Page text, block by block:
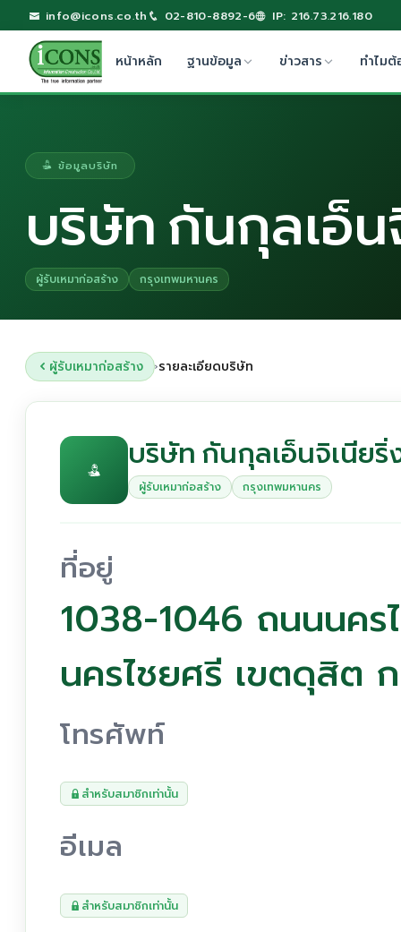
info@icons.co.th 02-810-8892-6 IP: 216.73.216.180
หน้าหลัก ฐานข้อมูล ข่าวสาร ทำไมต้
ข้อมูลบริษัท
บริษัท กันกุลเอ็น
ผู้รับเหมาก่อสร้าง กรุงเทพมหานคร
ผู้รับเหมาก่อสร้าง ›รายละเอียดบริษัท
บริษัท กันกุลเอ็นจิเนียริ่
ผู้รับเหมาก่อสร้าง กรุงเทพมหานคร
ที่อยู่
1038-1046 ถนนนค
นครไชยศรี เขตดุสิต
โทรศัพท์
สำหรับสมาชิกเท่านั้น
อีเมล
สำหรับสมาชิกเท่านั้น